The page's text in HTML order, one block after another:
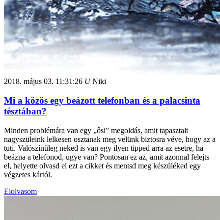
2018. május 03. 11:31:26 UNiki
Mi a közös egy beázott telefonban és a palacsinta
tésztában?
Minden problémára van egy „ősi” megoldás, amit tapasztalt
nagyszüleink lelkesen osztanak meg velünk biztosra véve, hogy az a
tuti. Valószínűleg neked is van egy ilyen tipped arra az esetre, ha
beázna a telefonod, ugye van? Pontosan ez az, amit azonnal felejts
el, helyette olvasd el ezt a cikket és mentsd meg készüléked egy
végzetes kártól.
Elolvasom